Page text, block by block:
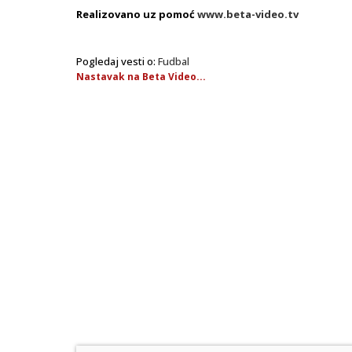
Realizovano uz pomoćwww.beta-video.tv
Pogledaj vesti o: Fudbal
Nastavak na Beta Video...